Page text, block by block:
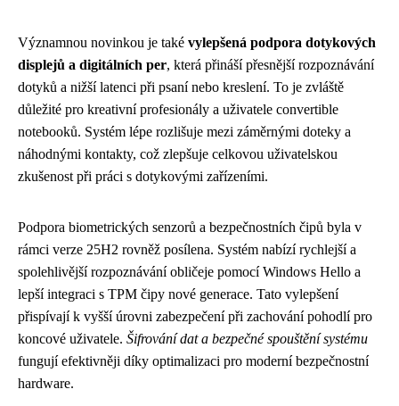
Významnou novinkou je také vylepšená podpora dotykových
displejů a digitálních per, která přináší přesnější rozpoznávání
dotyků a nižší latenci při psaní nebo kreslení. To je zvláště
důležité pro kreativní profesionály a uživatele convertible
notebooků. Systém lépe rozlišuje mezi záměrnými doteky a
náhodnými kontakty, což zlepšuje celkovou uživatelskou
zkušenost při práci s dotykovými zařízeními.
Podpora biometrických senzorů a bezpečnostních čipů byla v
rámci verze 25H2 rovněž posílena. Systém nabízí rychlejší a
spolehlivější rozpoznávání obličeje pomocí Windows Hello a
lepší integraci s TPM čipy nové generace. Tato vylepšení
přispívají k vyšší úrovni zabezpečení při zachování pohodlí pro
koncové uživatele. Šifrování dat a bezpečné spouštění systému
fungují efektivněji díky optimalizaci pro moderní bezpečnostní
hardware.